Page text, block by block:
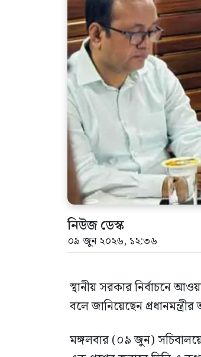
নিউজ ডেস্ক
০৯ জুন ২০২৬, ১২:৩৬
স্থানীয় সরকার নির্বাচনে
বলে জানিয়েছেন
মঙ্গলবার (০৯ জুন) সচিবালয়ে